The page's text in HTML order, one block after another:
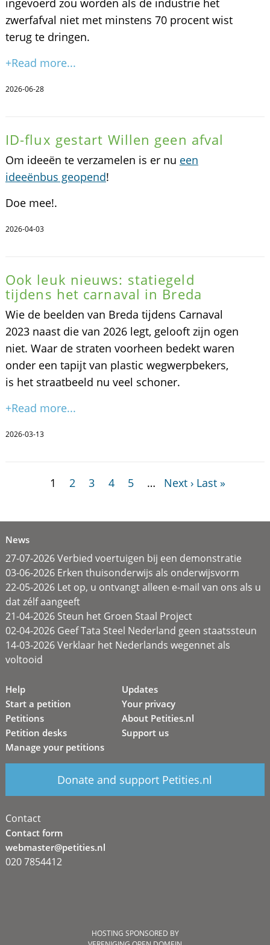
ingevoerd zou worden als de industrie het
zwerfafval niet met minstens 70 procent wist
terug te dringen.
+Read more...
2026-06-28
ID-flux gestart Willen geen afval
Om ideeën te verzamelen is er nu een
ideeënbus geopend!
Doe mee!.
2026-04-03
Ook leuk nieuws: statiegeld
tijdens het carnaval in Breda
Wie de beelden van Breda tijdens Carnaval
2023 naast die van 2026 legt, gelooft zijn ogen
niet. Waar de straten voorheen bedekt waren
onder een tapijt van plastic wegwerpbekers,
is het straatbeeld nu veel schoner.
+Read more...
2026-03-13
1 2 3 4 5 … Next › Last »
News
27-07-2026 Verbied voertuigen bij een demonstratie
03-06-2026 Erken thuisonderwijs als onderwijsvorm
22-05-2026 Let op, u ontvangt alleen e-mail van ons als u
dat zélf aangeeft
21-04-2026 Steun het Groen Staal Project
02-04-2026 Geef Tata Steel Nederland geen staatssteun
14-03-2026 Verklaar het Nederlands wegennet als
voltooid
Help
Start a petition
Petitions
Petition desks
Manage your petitions
Updates
Your privacy
About Petities.nl
Support us
Donate and support Petities.nl
Contact
Contact form
webmaster@petities.nl
020 7854412
HOSTING SPONSORED BY